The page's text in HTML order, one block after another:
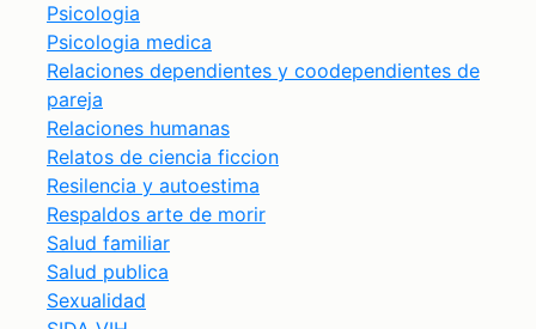
Psicologia
Psicologia medica
Relaciones dependientes y coodependientes de
pareja
Relaciones humanas
Relatos de ciencia ficcion
Resilencia y autoestima
Respaldos arte de morir
Salud familiar
Salud publica
Sexualidad